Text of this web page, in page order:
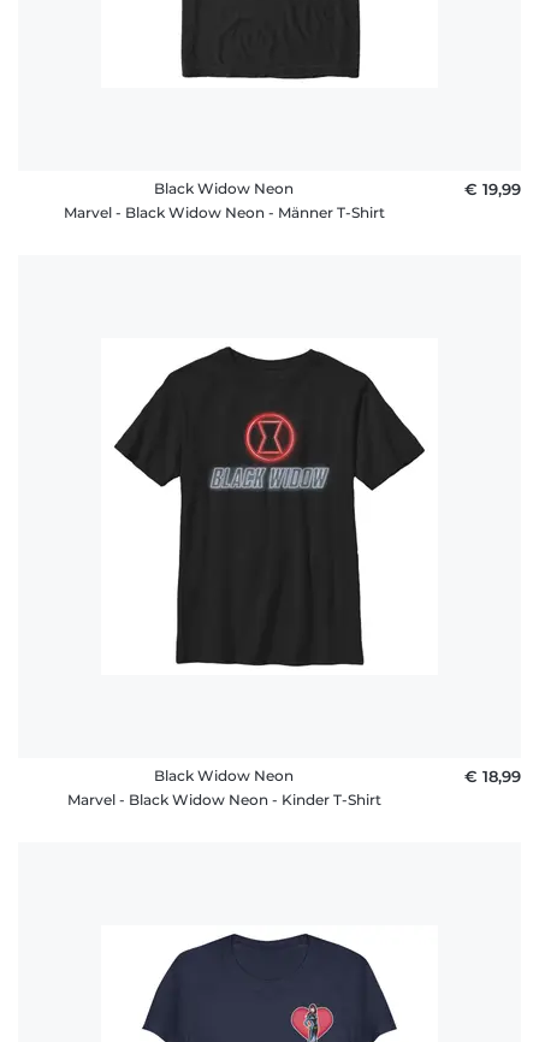
Black Widow Neon
Marvel - Black Widow Neon - Männer T-Shirt
€ 19,99
Black Widow Neon
Marvel - Black Widow Neon - Kinder T-Shirt
€ 18,99